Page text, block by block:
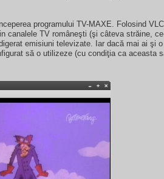
programului TV-MAXE. Folosind VLC
canalele TV româneşti (şi câteva străine,
emisiuni televizate. Iar dacă mai ai şi o
să o utilizeze (cu condiţia ca aceasta